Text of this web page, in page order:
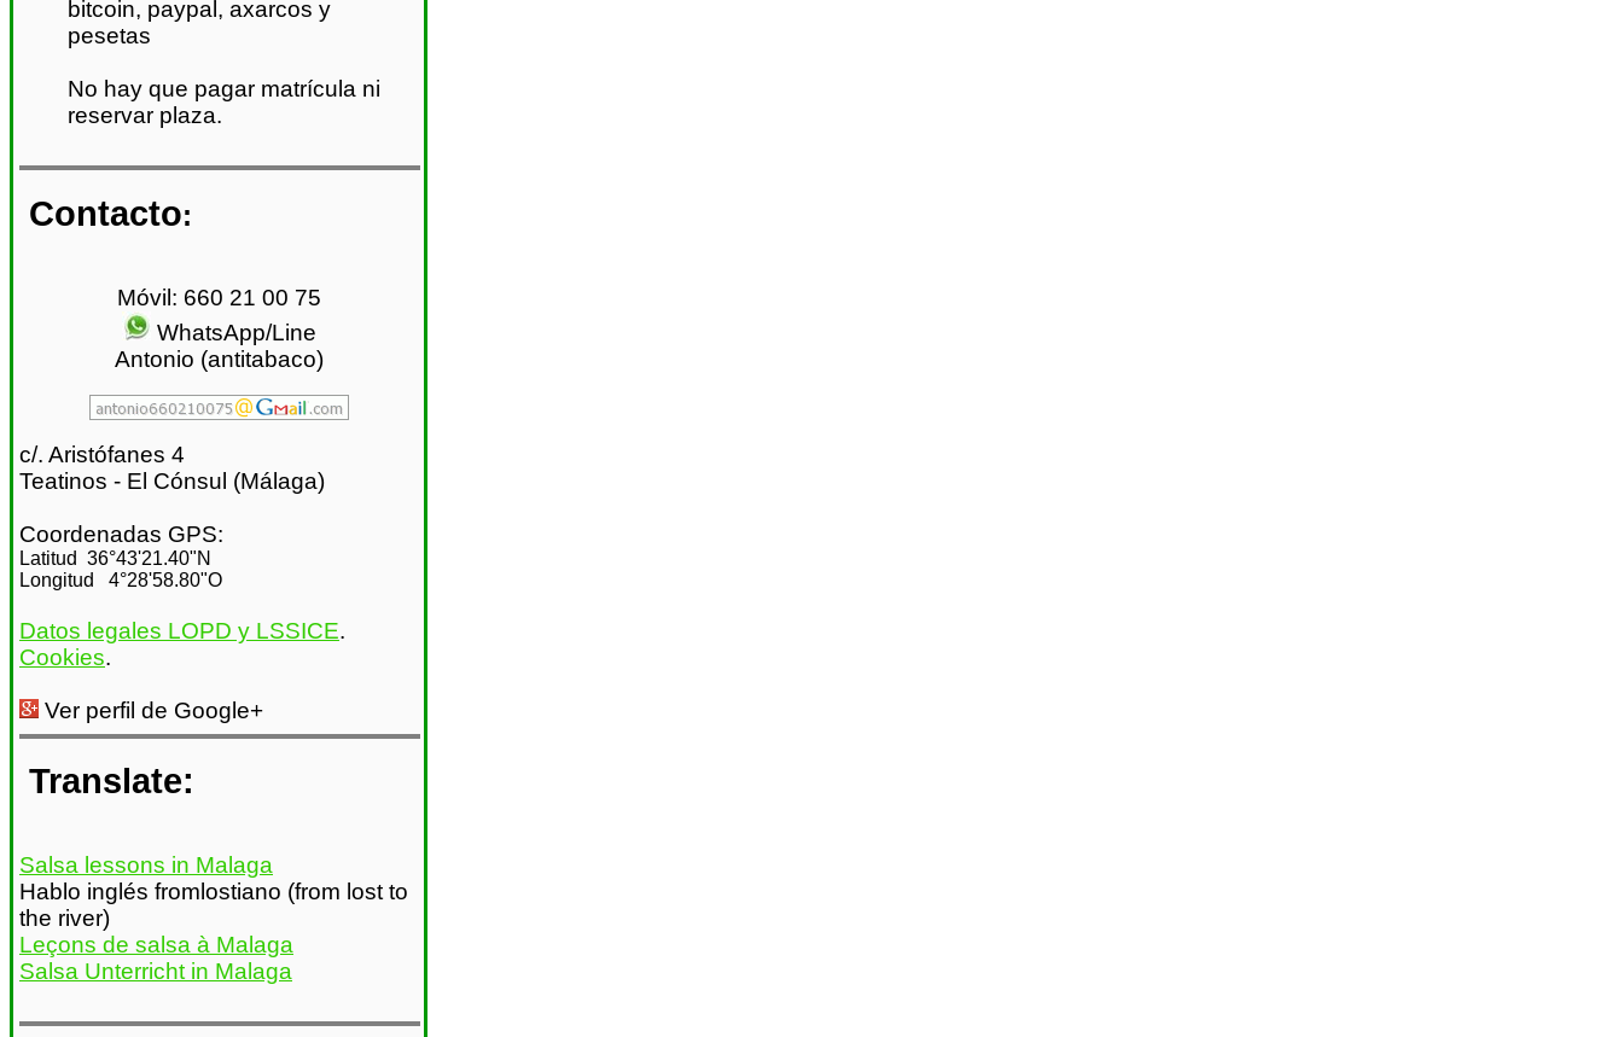
bitcoin, paypal, axarcos y
pesetas
No hay que pagar matrícula ni
reservar plaza.
Contacto:
Móvil: 660 21 00 75
WhatsApp/Line
Antonio (antitabaco)
c/. Aristófanes 4
Teatinos - El Cónsul (Málaga)
Coordenadas GPS:
Latitud 36°43'21.40"N
Longitud 4°28'58.80"O
Datos legales LOPD y LSSICE.
Cookies.
Ver perfil de Google+
Translate:
Salsa lessons in Malaga
Hablo inglés fromlostiano (from lost to
the river)
Leçons de salsa à Malaga
Salsa Unterricht in Malaga